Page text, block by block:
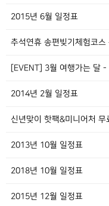
2015년 6월 일정표
추석연휴 송편빚기체험코스
[EVENT] 3월 여행가는 달
2014년 2월 일정표
신년맞이 핫팩&미니어처 무
2013년 10월 일정표
2018년 10월 일정표
2015년 12월 일정표